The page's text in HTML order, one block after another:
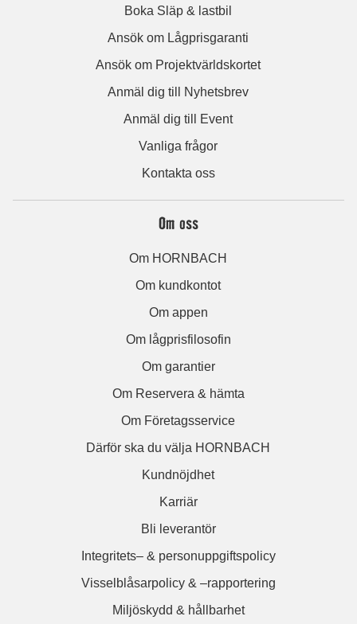
Boka Släp & lastbil
Ansök om Lågprisgaranti
Ansök om Projektvärldskortet
Anmäl dig till Nyhetsbrev
Anmäl dig till Event
Vanliga frågor
Kontakta oss
Om oss
Om HORNBACH
Om kundkontot
Om appen
Om lågprisfilosofin
Om garantier
Om Reservera & hämta
Om Företagsservice
Därför ska du välja HORNBACH
Kundnöjdhet
Karriär
Bli leverantör
Integritets– & personuppgiftspolicy
Visselblåsarpolicy & –rapportering
Miljöskydd & hållbarhet